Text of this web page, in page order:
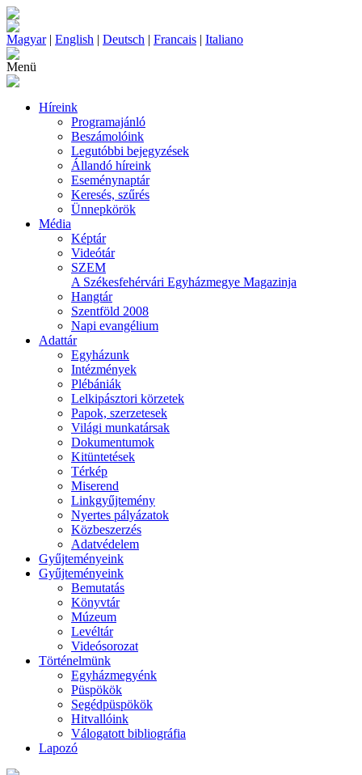
Magyar| English | Deutsch | Francais | Italiano
Menü
Híreink
Programajánló
Beszámolóink
Legutóbbi bejegyzések
Állandó híreink
Eseménynaptár
Keresés, szűrés
Ünnepkörök
Média
Képtár
Videótár
SZEM
A Székesfehérvári Egyházmegye Magazinja
Hangtár
Szentföld 2008
Napi evangélium
Adattár
Egyházunk
Intézmények
Plébániák
Lelkipásztori körzetek
Papok, szerzetesek
Világi munkatársak
Dokumentumok
Kitüntetések
Térkép
Miserend
Linkgyűjtemény
Nyertes pályázatok
Közbeszerzés
Adatvédelem
Gyűjteményeink
Gyűjteményeink
Bemutatás
Könyvtár
Múzeum
Levéltár
Videósorozat
Történelmünk
Egyházmegyénk
Püspökök
Segédpüspökök
Hitvallóink
Válogatott bibliográfia
Lapozó